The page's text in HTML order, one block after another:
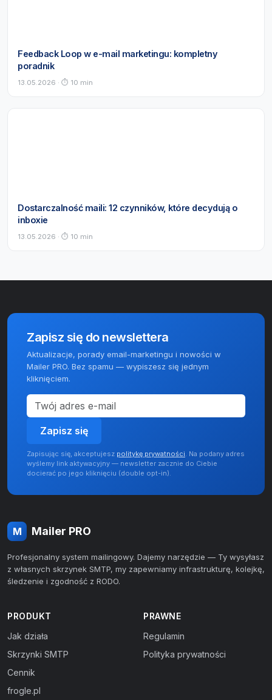
Feedback Loop w e-mail marketingu: kompletny
poradnik
13.05.2026 · ⏱ 10 min
Dostarczalność maili: 12 czynników, które decydują o
inboxie
13.05.2026 · ⏱ 10 min
Zapisz się do newslettera
Aktualizacje, porady email-marketingu i nowości w
Mailer PRO. Bez spamu — wypiszesz się jednym
kliknięciem.
Zapisz się
Zapisując się, akceptujesz politykę prywatności. Na podany adres
wyślemy link aktywacyjny — newsletter zacznie do Ciebie
docierać po jego kliknięciu (double opt-in).
M Mailer PRO
Profesjonalny system mailingowy. Dajemy narzędzie — Ty wysyłasz
z własnych skrzynek SMTP, my zapewniamy infrastrukturę, kolejkę,
śledzenie i zgodność z RODO.
PRODUKT
Jak działa
Skrzynki SMTP
Cennik
frogle.pl
PRAWNE
Regulamin
Polityka prywatności